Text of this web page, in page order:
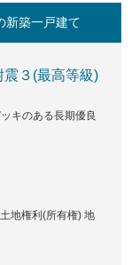
新築一戸建て
３(最高等級)
キのある長期優良
地権利(所有権) 地